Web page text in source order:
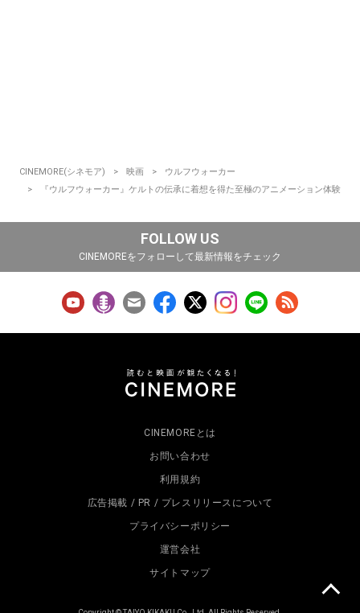
CINEMORE(シネモア) 映画
ウルフウォーカー
『ウルフウォーカー』ケルトの伝承に着想を得た至極のアニメーション体験
FOLLOW US
CINEMOREをフォローして最新情報をチェック
CINEMOREとは
お問い合わせ
利用規約
広告掲載 / PR / プレスリリースについて
プライバシーポリシー
運営会社
サイトマップ